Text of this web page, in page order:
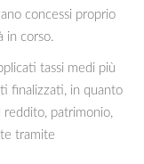
concessi proprio
in corso.
tassi medi più
finalizzati, in quanto
reddito, patrimonio,
tramite